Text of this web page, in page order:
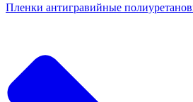
Пленки антигравийные